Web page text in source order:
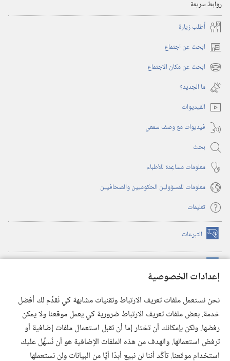
إعدادات الخصوصية
نحن نستعمل ملفات تعريف الارتباط وتقنيات مشابهة كي نُقدِّم لك أفضل
خدمة. بعض ملفات تعريف الارتباط ضرورية كي يعمل موقعنا ولا يمكن
رفضها. ولكن بإمكانك أن تختار إما أن تقبل استعمال ملفات إضافية أو
ترفض استعمالها. والهدف من هذه الملفات الإضافية هو أن نُسهِّل عليك
استخدام موقعنا. تأكَّد أننا لن نبيع أبدًا أيًّا من البيانات ولن نستعملها
روابط سريعة
أُطلب زيارة
ابحث عن اجتماع (يفتح
نافذة ابحث عن مكان الاجتماع (يفتح
نافذة
جديدة)
ما الجديد؟‏
الفيديوات
فيديوات مع وصف سمعي
بحث
معلومات مساعِدة للأطباء
معلومات للمسؤولين الحكوميين والصحافيين
تعليمات
التبرعات (يفتح
نافذة
(يفتح
نافذة
(يفتح
نافذة
جديدة) تطبيق ®
JW Library
مكتبة برج المراقبة